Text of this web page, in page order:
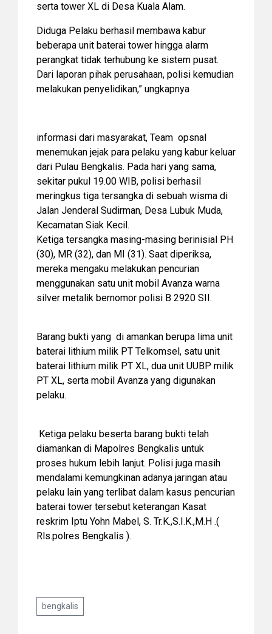
serta tower XL di Desa Kuala Alam.
Diduga Pelaku berhasil membawa kabur
beberapa unit baterai tower hingga alarm
perangkat tidak terhubung ke sistem pusat.
Dari laporan pihak perusahaan, polisi kemudian
melakukan penyelidikan,” ungkapnya
informasi dari masyarakat, Team opsnal
menemukan jejak para pelaku yang kabur keluar
dari Pulau Bengkalis. Pada hari yang sama,
sekitar pukul 19.00 WIB, polisi berhasil
meringkus tiga tersangka di sebuah wisma di
Jalan Jenderal Sudirman, Desa Lubuk Muda,
Kecamatan Siak Kecil.
Ketiga tersangka masing-masing berinisial PH
(30), MR (32), dan MI (31). Saat diperiksa,
mereka mengaku melakukan pencurian
menggunakan satu unit mobil Avanza warna
silver metalik bernomor polisi B 2920 SII.
Barang bukti yang di amankan berupa lima unit
baterai lithium milik PT Telkomsel, satu unit
baterai lithium milik PT XL, dua unit UUBP milik
PT XL, serta mobil Avanza yang digunakan
pelaku.
Ketiga pelaku beserta barang bukti telah
diamankan di Mapolres Bengkalis untuk
proses hukum lebih lanjut. Polisi juga masih
mendalami kemungkinan adanya jaringan atau
pelaku lain yang terlibat dalam kasus pencurian
baterai tower tersebut keterangan Kasat
reskrim Iptu Yohn Mabel, S. Tr.K.,S.I.K.,M.H .(
Rls.polres Bengkalis ).
bengkalis